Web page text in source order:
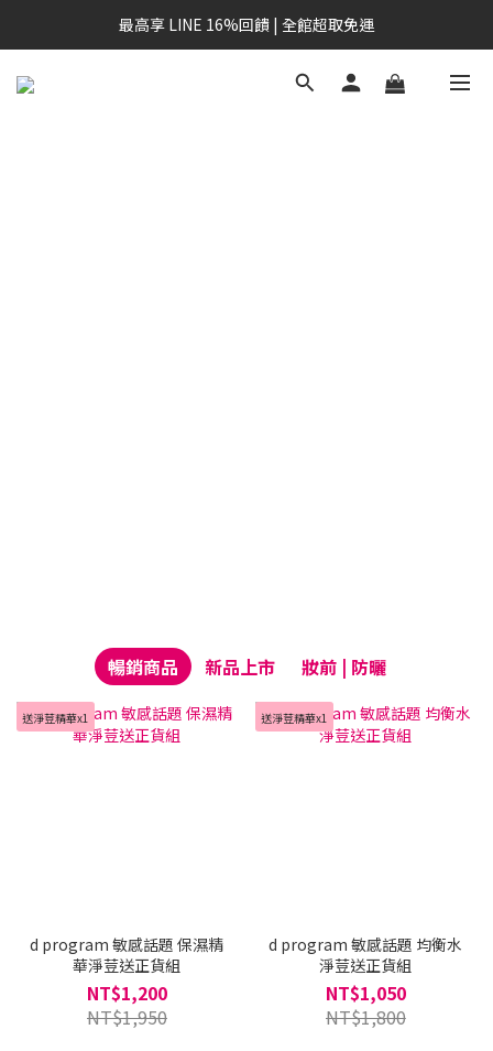
最高享 LINE 16%回饋 | 全館超取免運
暢銷商品 新品上市 妝前 | 防曬
送淨荳精華x1
d program 敏感話題 保濕精
華淨荳送正貨組
NT$1,200
NT$1,950
送淨荳精華x1
d program 敏感話題 均衡水
淨荳送正貨組
NT$1,050
NT$1,800